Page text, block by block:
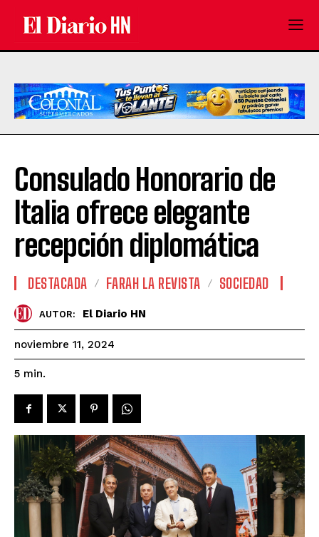
Consulado Honorario de
Italia ofrece elegante
recepción diplomática
DESTACADA FARAH LA REVISTA SOCIEDAD
AUTOR: El Diario HN
noviembre 11, 2024
5 min.